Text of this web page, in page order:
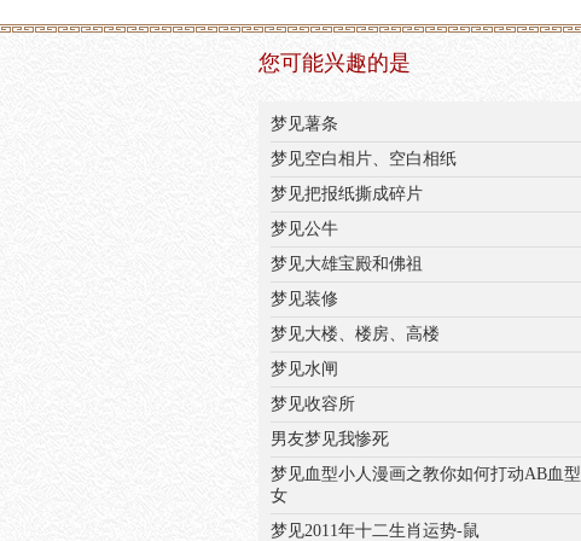
您可能兴趣的是
梦见薯条
梦见空白相片、空白相纸
梦见把报纸撕成碎片
梦见公牛
梦见大雄宝殿和佛祖
梦见装修
梦见大楼、楼房、高楼
梦见水闸
梦见收容所
男友梦见我惨死
梦见血型小人漫画之教你如何打动AB血型
女
梦见2011年十二生肖运势-鼠